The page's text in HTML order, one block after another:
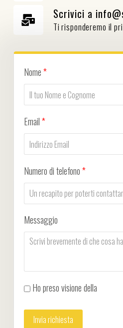
Scrivici a
Ti risponderemo il
Nome*
Email*
Numero di telefono*
Messaggio
Ho preso visione della